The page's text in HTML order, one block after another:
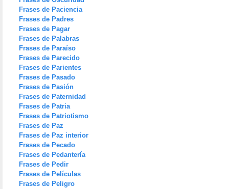
Frases de Paciencia
Frases de Padres
Frases de Pagar
Frases de Palabras
Frases de Paraíso
Frases de Parecido
Frases de Parientes
Frases de Pasado
Frases de Pasión
Frases de Paternidad
Frases de Patria
Frases de Patriotismo
Frases de Paz
Frases de Paz interior
Frases de Pecado
Frases de Pedantería
Frases de Pedir
Frases de Películas
Frases de Peligro